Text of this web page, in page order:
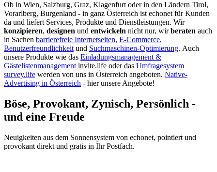
Ob in Wien, Salzburg, Graz, Klagenfurt oder in den Ländern Tirol,
Vorarlberg, Burgenland - in ganz Österreich ist echonet für Kunden
da und liefert Services, Produkte und Dienstleistungen. Wir
konzipieren, designen und entwickeln nicht nur, wirberaten auch
in Sachen barrierefreie Internetseiten, E-Commerce,
Benutzerfreundlichkeit und Suchmaschinen-Optimierung. Auch
unsere Produkte wie das Einladungsmanagement &
Gästelistenmanagement invite.life oder das Umfragesystem
survey.life werden von uns in Österreich angeboten. Native-
Advertising in Österreich - hier unsere Angebote!
Böse, Provokant, Zynisch, Persönlich -
und eine Freude
Neuigkeiten aus dem Sonnensystem von echonet, pointiert und
provokant direkt und gratis in Ihr Postfach.